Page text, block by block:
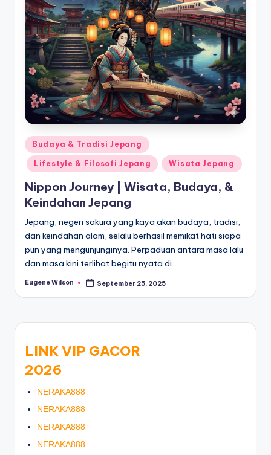
Posted
in
Budaya & Tradisi Jepang
Lifestyle & Filosofi Jepang Wisata Jepang
Nippon Journey | Wisata, Budaya, &
Keindahan Jepang
Jepang, negeri sakura yang kaya akan budaya, tradisi,
dan keindahan alam, selalu berhasil memikat hati siapa
pun yang mengunjunginya. Perpaduan antara masa lalu
dan masa kini terlihat begitu nyata di…
Posted
Eugene Wilson September 25, 2025
LINK VIP GACOR
2026
NERAKA888
NERAKA888
NERAKA888
NERAKA888